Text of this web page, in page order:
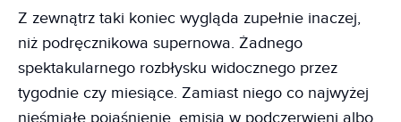
Z zewnątrz taki koniec wygląda zupełnie inaczej,
niż podręcznikowa supernowa. Żadnego
spektakularnego rozbłysku widocznego przez
tygodnie czy miesiące. Zamiast niego co najwyżej
nieśmiałe pojaśnienie, emisja w podczerwieni albo